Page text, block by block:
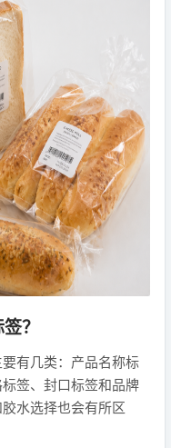
？
有几类：产品名称标
签、封口标签和品牌
水选择也会有所区